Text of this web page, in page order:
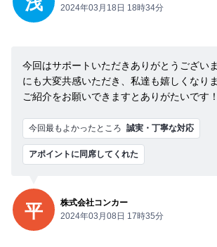
2024年03月18日 18時34分
今回はサポートいただきありがとうござい
にも大変共感いただき、私達も嬉しくなり
ご紹介をお願いできますとありがたいです！
今回最もよかったところ 誠実・丁寧な対応
アポイントに同席してくれた
平
株式会社コンカー
2024年03月08日 17時35分